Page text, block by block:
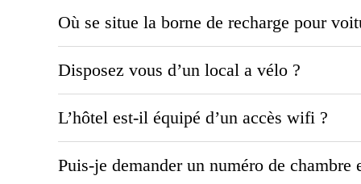
Où se situe la borne de recharge pour
Disposez vous d’un local a vélo ?
L’hôtel est-il équipé d’un accès wifi ?
Puis-je demander un numéro de chambre